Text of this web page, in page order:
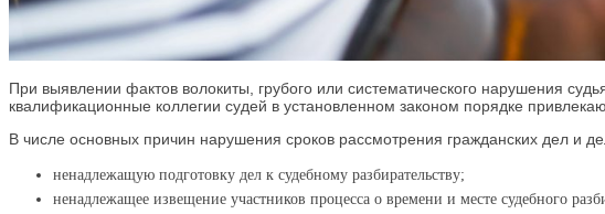
При выявлении фактов волокиты, грубого или систематического нарушения
квалификационные коллегии судей в установленном законом порядке
В числе основных причин нарушения сроков рассмотрения гражданских дел
ненадлежащую подготовку дел к судебному разбирательству;
ненадлежащее извещение участников процесса о времени и месте судебного